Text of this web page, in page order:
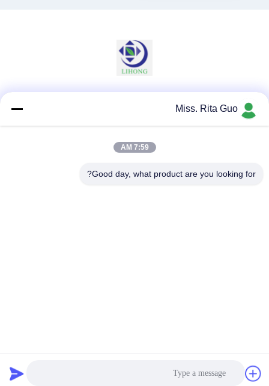
وسائل التواصل الاجتماعي
الجميع الحقوق محفوظة.
Miss. Rita Guo
7:59 AM
Good day, what product are you looking for?